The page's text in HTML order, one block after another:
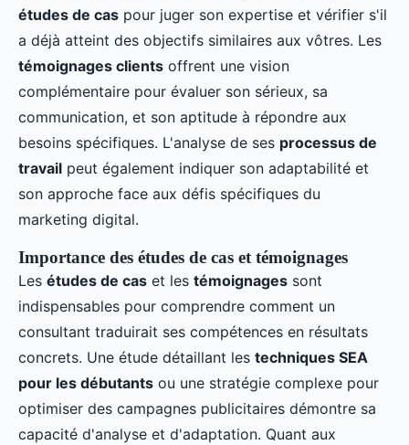
études de cas pour juger son expertise et vérifier s'il
a déjà atteint des objectifs similaires aux vôtres. Les
témoignages clients offrent une vision
complémentaire pour évaluer son sérieux, sa
communication, et son aptitude à répondre aux
besoins spécifiques. L'analyse de ses processus de
travail peut également indiquer son adaptabilité et
son approche face aux défis spécifiques du
marketing digital.
Importance des études de cas et témoignages
Les études de cas et les témoignages sont
indispensables pour comprendre comment un
consultant traduirait ses compétences en résultats
concrets. Une étude détaillant les techniques SEA
pour les débutants ou une stratégie complexe pour
optimiser des campagnes publicitaires démontre sa
capacité d'analyse et d'adaptation. Quant aux